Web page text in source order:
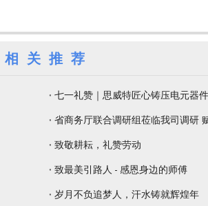
相关推荐
七一礼赞｜思威特匠心铸压电元器
省商务厅联合调研组莅临我司调研
致敬耕耘，礼赞劳动
致最美引路人 - 感恩身边的师傅
岁月不负追梦人，汗水铸就辉煌年